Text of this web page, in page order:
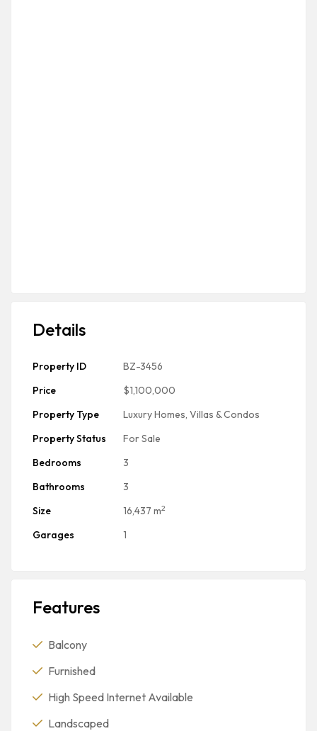
Details
Property ID
BZ-3456
Price
$1,100,000
Property Type
Luxury Homes, Villas & Condos
Property Status
For Sale
Bedrooms
3
Bathrooms
3
Size
16,437 m2
Garages 1
Features
Balcony
Furnished
High Speed Internet Available
Landscaped